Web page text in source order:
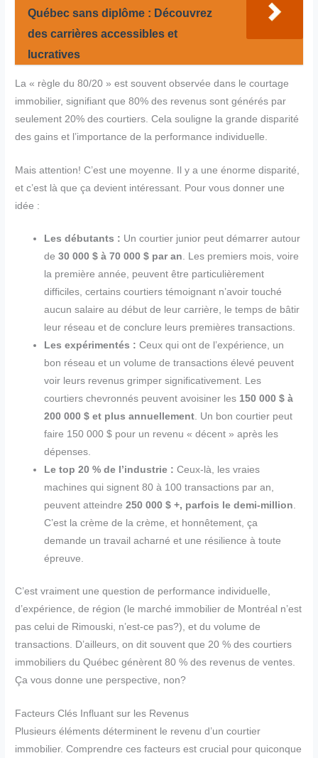
Québec sans diplôme : Découvrez
des carrières accessibles et
lucratives
La « règle du 80/20 » est souvent observée dans le courtage
immobilier, signifiant que 80% des revenus sont générés par
seulement 20% des courtiers. Cela souligne la grande disparité
des gains et l’importance de la performance individuelle.
Mais attention! C’est une moyenne. Il y a une énorme disparité,
et c’est là que ça devient intéressant. Pour vous donner une
idée :
Les débutants : Un courtier junior peut démarrer autour
de30 000 $ à 70 000 $ par an. Les premiers mois, voire
la première année, peuvent être particulièrement
difficiles, certains courtiers témoignant n’avoir touché
aucun salaire au début de leur carrière, le temps de bâtir
leur réseau et de conclure leurs premières transactions.
Les expérimentés : Ceux qui ont de l’expérience, un
bon réseau et un volume de transactions élevé peuvent
voir leurs revenus grimper significativement. Les
courtiers chevronnés peuvent avoisiner les 150 000 $ à
200 000 $ et plus annuellement. Un bon courtier peut
faire 150 000 $ pour un revenu « décent » après les
dépenses.
Le top 20 % de l’industrie : Ceux-là, les vraies
machines qui signent 80 à 100 transactions par an,
peuvent atteindre250 000 $ +, parfois le demi-million.
C’est la crème de la crème, et honnêtement, ça
demande un travail acharné et une résilience à toute
épreuve.
C’est vraiment une question de performance individuelle,
d’expérience, de région (le marché immobilier de Montréal n’est
pas celui de Rimouski, n’est-ce pas?), et du volume de
transactions. D’ailleurs, on dit souvent que 20 % des courtiers
immobiliers du Québec génèrent 80 % des revenus de ventes.
Ça vous donne une perspective, non?
Facteurs Clés Influant sur les Revenus
Plusieurs éléments déterminent le revenu d’un courtier
immobilier. Comprendre ces facteurs est crucial pour quiconque